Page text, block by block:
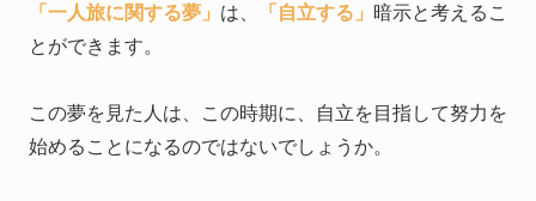
「一人旅に関する夢」 は、 「自立する」 暗示と考えるこ
とができます。
この夢を見た人は、この時期に、自立を目指して努力を
始めることになるのではないでしょうか。